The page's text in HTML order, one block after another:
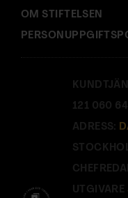
OM STIFTELSEN
121 060
ADRESS:
UTGIVARE